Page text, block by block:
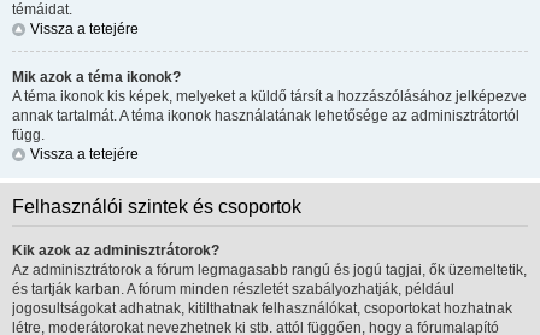
témáidat.
Vissza a tetejére
Mik azok a téma ikonok?
A téma ikonok kis képek, melyeket a küldő társít a hozzászólásához jelképezve
annak tartalmát. A téma ikonok használatának lehetősége az adminisztrátortól
függ.
Vissza a tetejére
Felhasználói szintek és csoportok
Kik azok az adminisztrátorok?
Az adminisztrátorok a fórum legmagasabb rangú és jogú tagjai, ők üzemeltetik,
és tartják karban. A fórum minden részletét szabályozhatják, például
jogosultságokat adhatnak, kitilthatnak felhasználókat, csoportokat hozhatnak
létre, moderátorokat nevezhetnek ki stb. attól függően, hogy a fórumalapító